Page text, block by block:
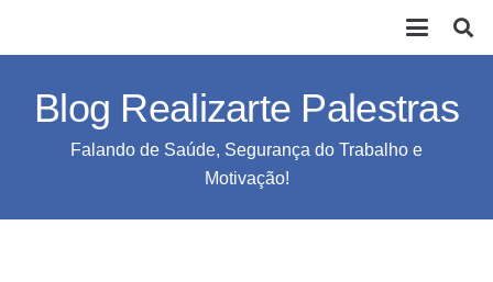
Blog Realizarte Palestras
Falando de Saúde, Segurança do Trabalho e
Motivação!